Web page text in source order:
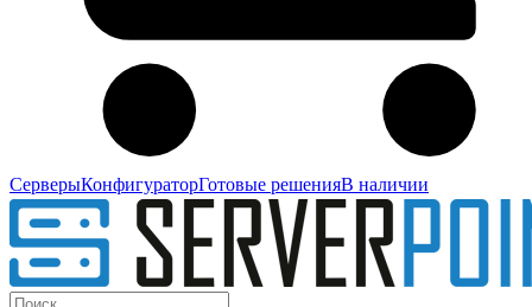
СерверыКонфигураторГотовые решенияВ наличии